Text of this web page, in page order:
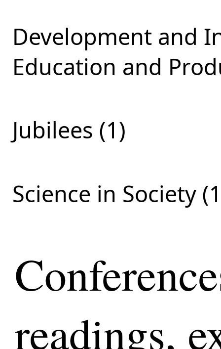
Development and
Education and
Jubilees (1)
Science in Society
readings,